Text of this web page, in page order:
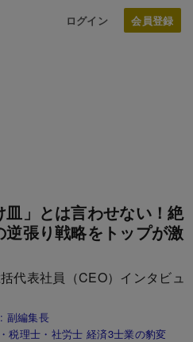
ログイン
」とは言わせない！絶
張り戦略をトップが激
代表社員（CEO）インタビュ
副編集長
税理士・社労士 経済3士業の豹変